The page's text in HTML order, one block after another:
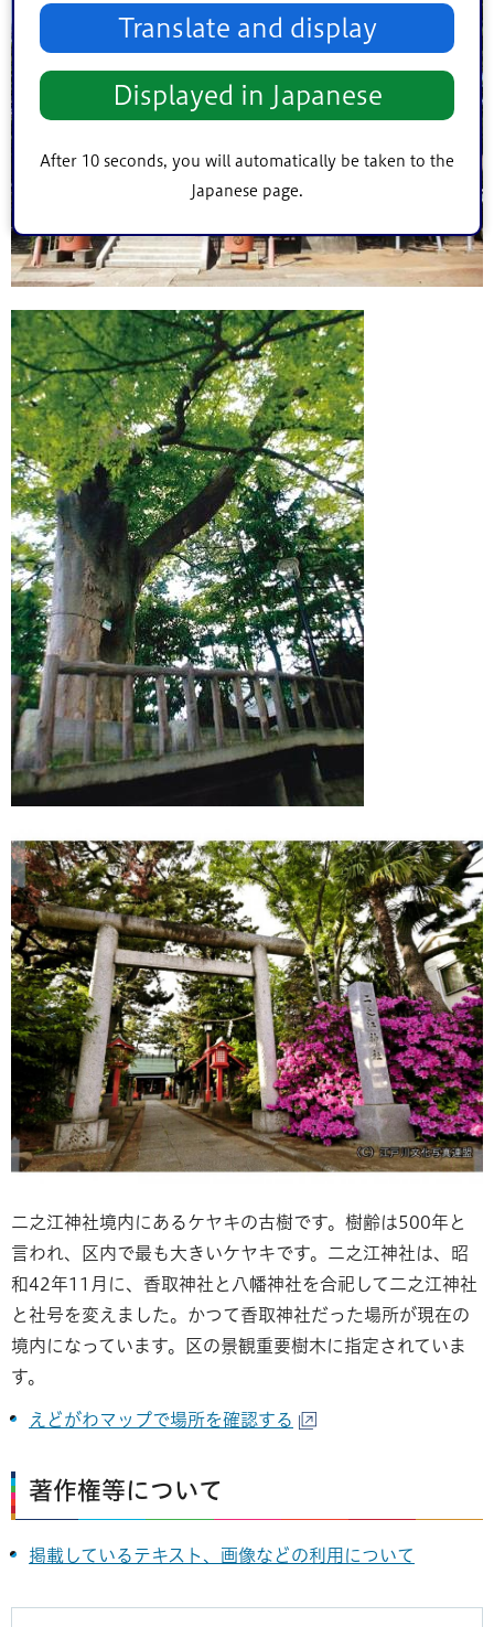
Translate and display
Displayed in Japanese
After 10 seconds, you will automatically be taken to the
Japanese page.
二之江神社境内にあるケヤキの古樹です。樹齢は500年と
言われ、区内で最も大きいケヤキです。二之江神社は、昭
和42年11月に、香取神社と八幡神社を合祀して二之江神社
と社号を変えました。かつて香取神社だった場所が現在の
境内になっています。区の景観重要樹木に指定されていま
す。
えどがわマップで場所を確認する
著作権等について
掲載しているテキスト、画像などの利用について